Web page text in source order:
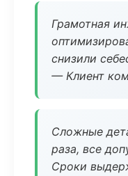
Грамотная
снизили
— Клиент
Сложные
раза, все
Сроки